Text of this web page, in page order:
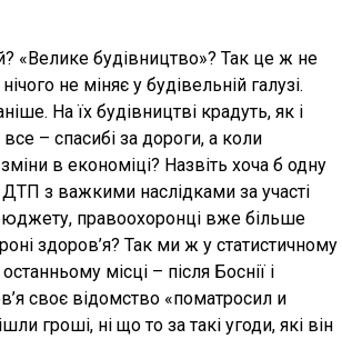
«Велике будівництво»? Так це ж не
не міняє у будівельній галузі.
На їх будівництві крадуть, як і
– спасибі за дороги, а коли
в економіці? Назвіть хоча б одну
з важкими наслідками за участі
правоохоронці вже більше
здоров’я? Так ми ж у статистичному
місці – після Боснії і
своє відомство «поматросил и
гроші, ні що то за такі угоди, які він